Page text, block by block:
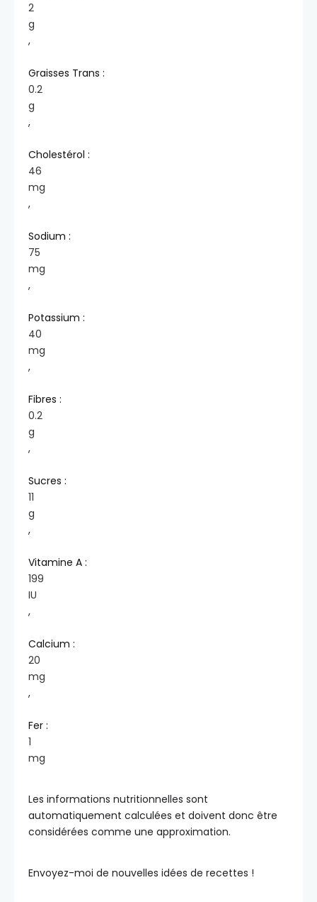
2
g
,
Graisses Trans :
0.2
g
,
Cholestérol :
46
mg
,
Sodium :
75
mg
,
Potassium :
40
mg
,
Fibres :
0.2
g
,
Sucres :
11
g
,
Vitamine A :
199
IU
,
Calcium :
20
mg
,
Fer :
1
mg
Les informations nutritionnelles sont
automatiquement calculées et doivent donc être
considérées comme une approximation.
Envoyez-moi de nouvelles idées de recettes !